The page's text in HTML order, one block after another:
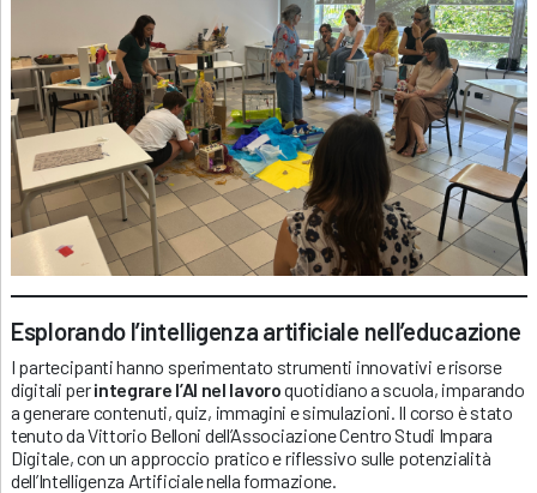
Esplorando l’intelligenza artificiale nell’educazione
I partecipanti hanno sperimentato strumenti innovativi e risorse
digitali perintegrare l’AI nel lavoroquotidiano a scuola, imparando
a generare contenuti, quiz, immagini e simulazioni. Il corso è stato
tenuto da Vittorio Belloni dell’Associazione Centro Studi Impara
Digitale, con un approccio pratico e riflessivo sulle potenzialità
dell’Intelligenza Artificiale nella formazione.